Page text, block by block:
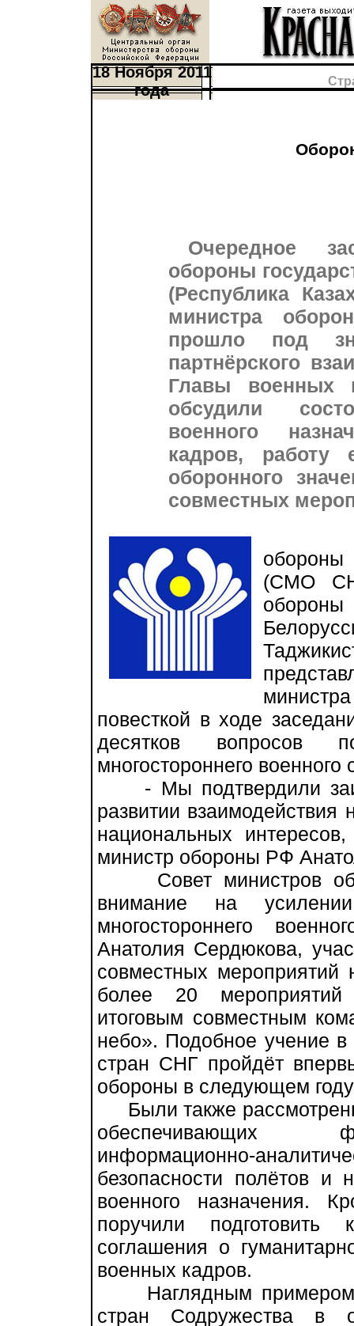
18 Ноября 2011
года
Очередное
обороны
(Республика
министра
прошло под
партнёрского
Главы военных
обсудили
военного
кадров, работу
оборонного
совместных
(СМО
повесткой в ходе
десятков вопросов
многостороннего военного
- Мы подтвердили
развитии
национальных
министр обороны РФ
Совет министров
внимание на
многостороннего
Анатолия Сердюкова,
совместных мероприятий
более 20 мероприятий
итоговым совместным
небо». Подобное учение
стран СНГ пройдёт
обороны в следующем
Были также
обеспечивающих
информационно-
безопасности полётов и
военного назначения.
поручили
соглашения о
военных кадров.
Наглядным примером
стран Содружества в